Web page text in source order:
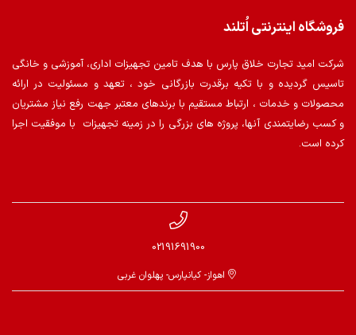
فروشگاه اینترنتی اُتلند
شرکت امید تجارت خلاق پارس با هدف تامین تجهیزات اداری، آموزشی و خانگی
تاسیس گردیده و با تکیه برقدرت بازرگانی خود ، تعهد و مسئولیت در ارائه
محصولات و خدمات ، ارتباط مستقیم با برندهای معتبر جهت رفع نیاز مشتریان
و کسب رضایتمندی آنها، پروژه های بزرگی را در زمینه تجهیزات با موفقیت اجرا
کرده است.
02191691900
اهواز- کیانپارس- پهلوان غربی